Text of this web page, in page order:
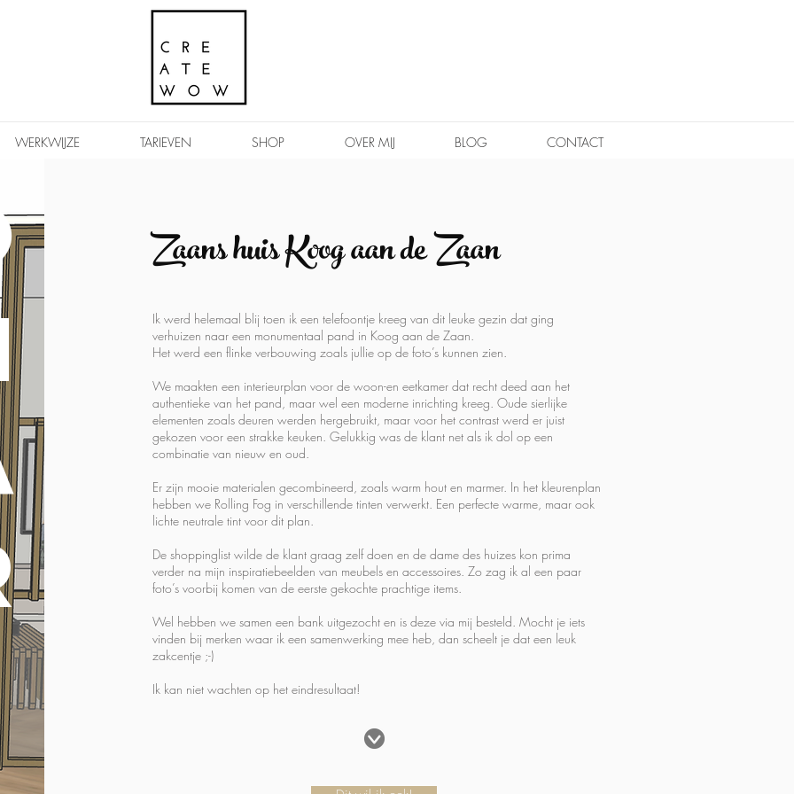
WERKWIJZE TARIEVEN SHOP OVER MIJ BLOG CONTACT
Zaans huis Koog aan de Zaan
Ik werd helemaal blij toen ik een telefoontje kreeg van dit leuke gezin dat ging
verhuizen naar een monumentaal pand in Koog aan de Zaan.
Het werd een flinke verbouwing zoals jullie op de foto’s kunnen zien.
We maakten een interieurplan voor de woon-en eetkamer dat recht deed aan het
authentieke van het pand, maar wel een moderne inrichting kreeg. Oude sierlijke
elementen zoals deuren werden hergebruikt, maar voor het contrast werd er juist
gekozen voor een strakke keuken. Gelukkig was de klant net als ik dol op een
combinatie van nieuw en oud.
Er zijn mooie materialen gecombineerd, zoals warm hout en marmer. In het kleurenplan
hebben we Rolling Fog in verschillende tinten verwerkt. Een perfecte warme, maar ook
lichte neutrale tint voor dit plan.
De shoppinglist wilde de klant graag zelf doen en de dame des huizes kon prima
verder na mijn inspiratiebeelden van meubels en accessoires. Zo zag ik al een paar
foto’s voorbij komen van de eerste gekochte prachtige items.
Wel hebben we samen een bank uitgezocht en is deze via mij besteld. Mocht je iets
vinden bij merken waar ik een samenwerking mee heb, dan scheelt je dat een leuk
zakcentje ;-)
Ik kan niet wachten op het eindresultaat!